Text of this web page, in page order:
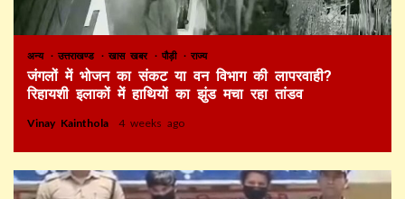
अन्य उत्तराखण्ड खास खबर पौड़ी राज्य
जंगलों में भोजन का संकट या वन विभाग की लापरवाही?
रिहायशी इलाकों में हाथियों का झुंड मचा रहा तांडव
Vinay Kainthola 4 weeks ago